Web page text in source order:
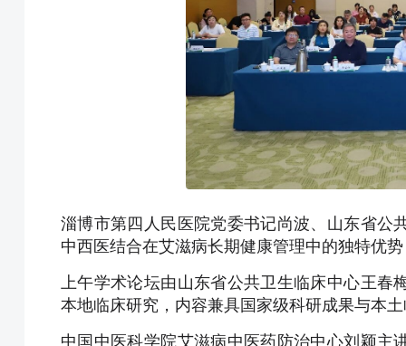
淄博市第四人民医院党委书记尚波、山东省公
中西医结合在艾滋病长期健康管理中的独特优
上午学术论坛由山东省公共卫生临床中心王春
本地临床研究，内容兼具国家级科研成果与本
中国中医科学院艾滋病中医药防治中心刘颖主